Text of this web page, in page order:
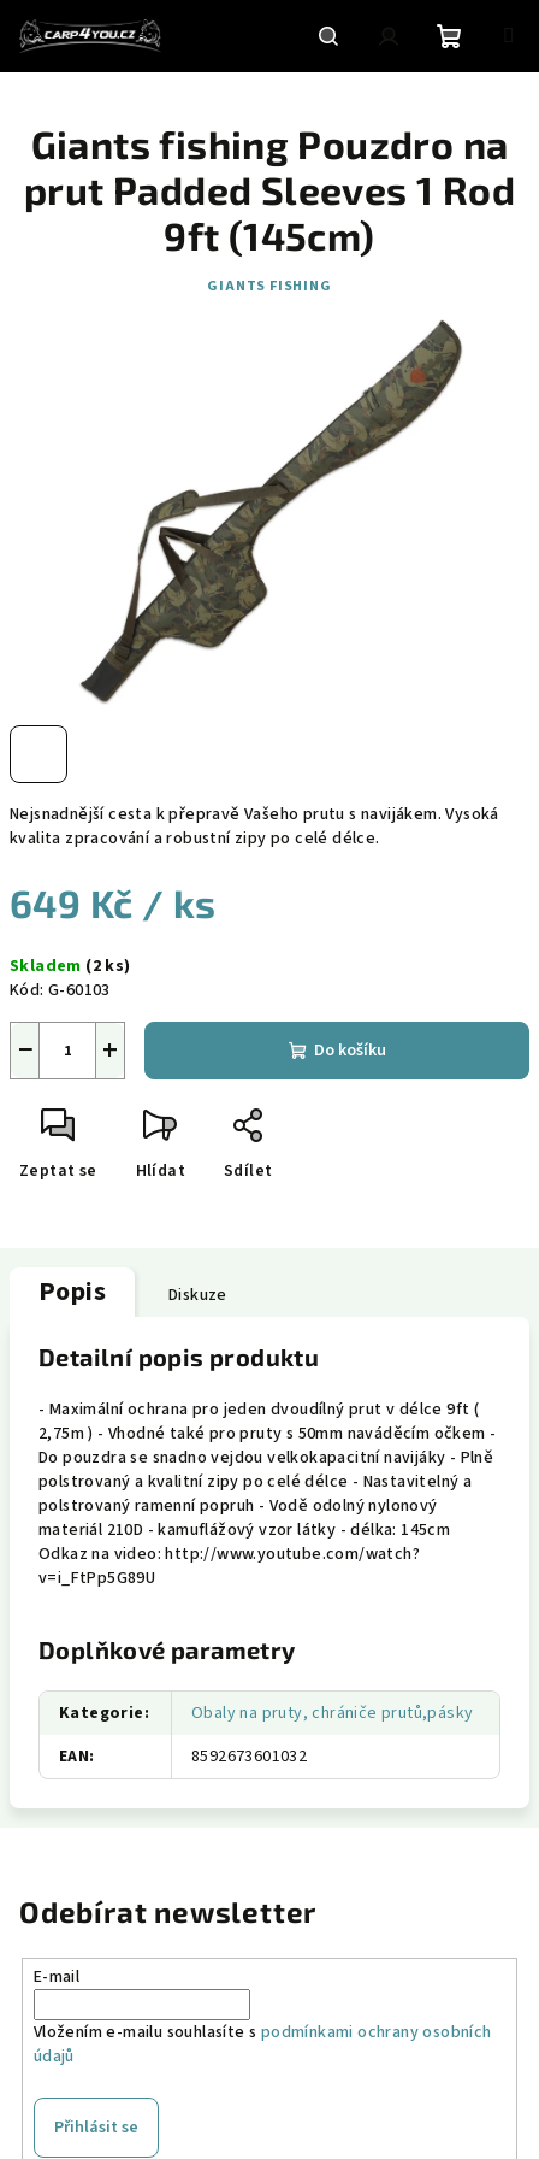
obsah
HledatPřihlášeníNákupní
košík
Nejsnadnější cesta k přepravě Vašeho prutu s navijákem. Vysoká
kvalita zpracování a robustní zipy po celé délce.
649 Kč / ks
cena:
Skladem (2 ks)
Kód: G-60103
+
− Do košíku
Zeptat se Hlídat Sdílet
Giants fishing Pouzdro na
prut Padded Sleeves 1 Rod
9ft (145cm)
GIANTS FISHING
Popis Diskuze
Detailní popis produktu
- Maximální ochrana pro jeden dvoudílný prut v délce 9ft (
2,75m ) - Vhodné také pro pruty s 50mm naváděcím očkem -
Do pouzdra se snadno vejdou velkokapacitní navijáky - Plně
polstrovaný a kvalitní zipy po celé délce - Nastavitelný a
polstrovaný ramenní popruh - Vodě odolný nylonový
materiál 210D - kamuflážový vzor látky - délka: 145cm
Odkaz na video: http://www.youtube.com/watch?
v=i_FtPp5G89U
Doplňkové parametry
Kategorie:
Obaly na pruty, chrániče prutů,pásky
EAN: 8592673601032
Odebírat newsletter
E-mail
Vložením e-mailu souhlasíte s podmínkami ochrany osobních
údajů
Přihlásit se